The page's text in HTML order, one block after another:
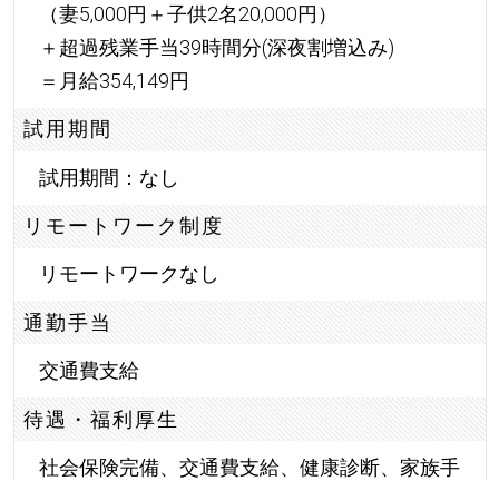
（妻5,000円＋子供2名20,000円）
＋超過残業手当39時間分(深夜割増込み)
＝月給354,149円
試用期間
試用期間：なし
リモートワーク制度
リモートワークなし
通勤手当
交通費支給
待遇・福利厚生
社会保険完備、交通費支給、健康診断、家族手